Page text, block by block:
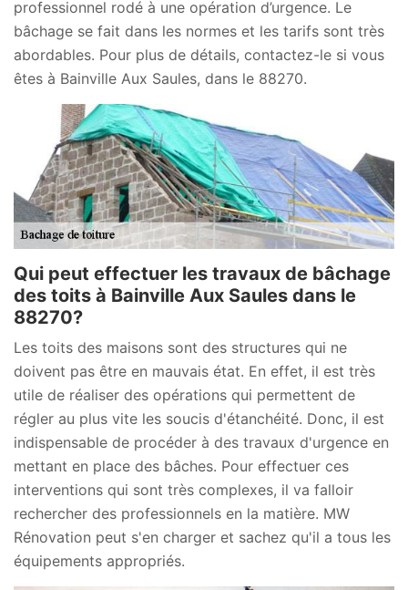
professionnel rodé à une opération d’urgence. Le
bâchage se fait dans les normes et les tarifs sont très
abordables. Pour plus de détails, contactez-le si vous
êtes à Bainville Aux Saules, dans le 88270.
Qui peut effectuer les travaux de bâchage
des toits à Bainville Aux Saules dans le
88270?
Les toits des maisons sont des structures qui ne
doivent pas être en mauvais état. En effet, il est très
utile de réaliser des opérations qui permettent de
régler au plus vite les soucis d'étanchéité. Donc, il est
indispensable de procéder à des travaux d'urgence en
mettant en place des bâches. Pour effectuer ces
interventions qui sont très complexes, il va falloir
rechercher des professionnels en la matière. MW
Rénovation peut s'en charger et sachez qu'il a tous les
équipements appropriés.